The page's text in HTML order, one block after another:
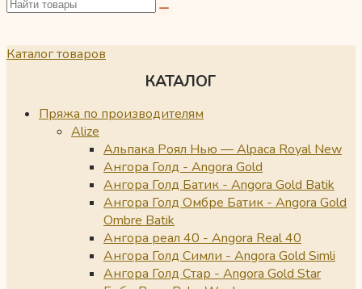
Каталог товаров
КАТАЛОГ
Пряжа по производителям
Alize
Альпака Роял Нью — Alpaca Royal New
Ангора Голд - Angora Gold
Ангора Голд Батик - Angora Gold Batik
Ангора Голд Омбре Батик - Angora Gold
Ombre Batik
Ангора реал 40 - Angora Real 40
Ангора Голд Симли - Angora Gold Simli
Ангора Голд Стар - Angora Gold Star